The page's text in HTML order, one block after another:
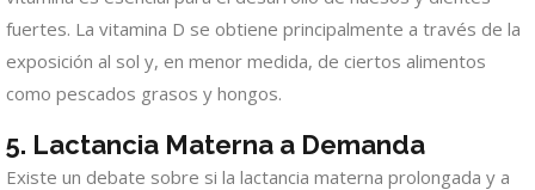
fuertes. La vitamina D se obtiene principalmente a través de la
exposición al sol y, en menor medida, de ciertos alimentos
como pescados grasos y hongos.
5. Lactancia Materna a Demanda
Existe un debate sobre si la lactancia materna prolongada y a